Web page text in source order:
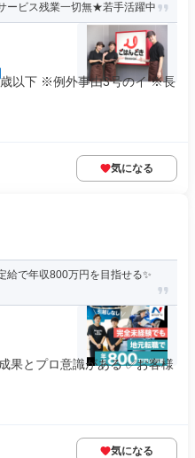
ビス残業一切無★若手活躍中
以下 ※例外事由3号のイ ※長
気になる
給で年収800万円を目指せる✨
果とプロ意識がある ✅お客様
気になる